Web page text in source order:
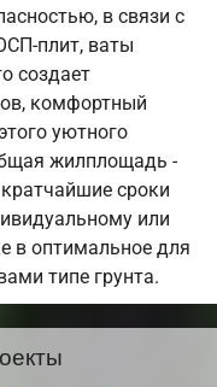
в связи с
плит, ваты
создает
комфортный
уютного
жилплощадь -
сроки
или
в оптимальное для
типе грунта.